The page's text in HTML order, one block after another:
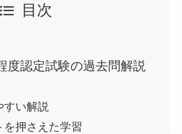
目次
度認定試験の過去問解説
すい解説
を押さえた学習